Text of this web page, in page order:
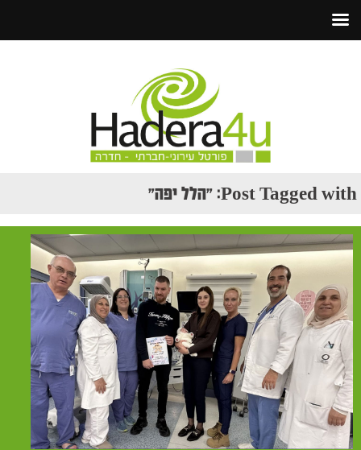
Post Tagged with: "הלל יפה"